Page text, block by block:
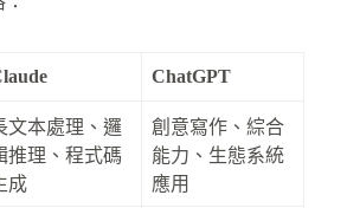
ChatGPT
文本處理、邏
推理、程式碼
成
創意寫作、綜合
能力、生態系統
應用